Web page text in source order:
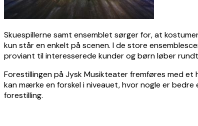
Skuespillerne samt ensemblet sørger for, at
kun står en enkelt på scenen. I de store
proviant til interesserede kunder og børn løber
Forestillingen på Jysk Musikteater fremføres med et
kan mærke en forskel i niveauet, hvor nogle er
forestilling.